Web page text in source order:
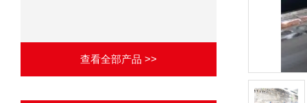
查看全部产品 >>